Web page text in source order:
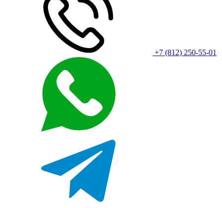
+7 (812) 250-55-01